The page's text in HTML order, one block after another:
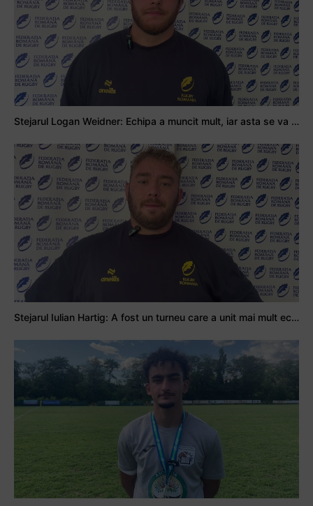
Stejarul Logan Weidner: Echipa a muncit mult, iar asta se va vedea în meciurile de la Nations Cup
Stejarul Iulian Hartig: A fost un turneu care a unit mai mult echipa